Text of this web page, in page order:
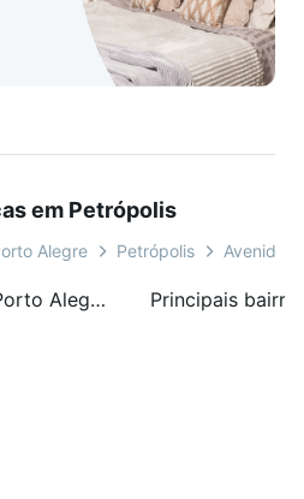
em Petrópolis
Alegre Petrópolis Avenida
Principais bairros em Porto Alegre, RS